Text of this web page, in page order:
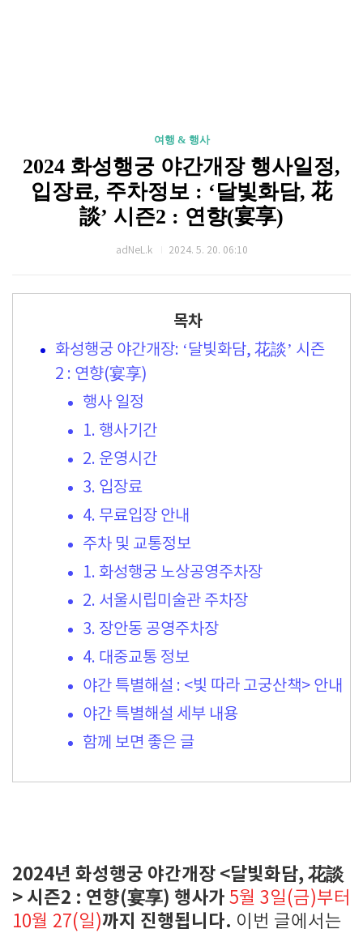
여행 & 행사
2024 화성행궁 야간개장 행사일정,
입장료, 주차정보 : ‘달빛화담, 花
談’ 시즌2 : 연향(宴享)
adNeL.k 2024. 5. 20. 06:10
목차
화성행궁 야간개장: ‘달빛화담, 花談’ 시즌
2 : 연향(宴享)
행사 일정
1. 행사기간
2. 운영시간
3. 입장료
4. 무료입장 안내
주차 및 교통정보
1. 화성행궁 노상공영주차장
2. 서울시립미술관 주차장
3. 장안동 공영주차장
4. 대중교통 정보
야간 특별해설 : <빛 따라 고궁산책> 안내
야간 특별해설 세부 내용
함께 보면 좋은 글
2024년 화성행궁 야간개장 <달빛화담, 花談
> 시즌2 : 연향(宴享) 행사가 5월 3일(금)부터
10월 27(일)까지 진행됩니다. 이번 글에서는